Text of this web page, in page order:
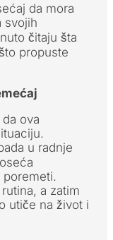
da mora
svojih
čitaju šta
propuste
ova
u radnje
a zatim
utiče na život i